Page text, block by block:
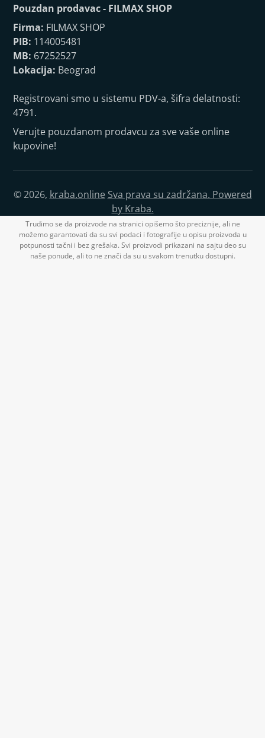
Pouzdan prodavac - FILMAX SHOP
Firma: FILMAX SHOP
PIB: 114005481
MB: 67252527
Lokacija: Beograd
Registrovani smo u sistemu PDV-a, šifra delatnosti:
4791.
Verujte pouzdanom prodavcu za sve vaše online
kupovine!
© 2026, kraba.online Sva prava su zadržana. Powered
by Kraba.
Trudimo se da proizvode na stranici opišemo što preciznije, ali ne
možemo garantovati da su svi podaci i fotografije u opisu proizvoda u
potpunosti tačni i bez grešaka. Svi proizvodi prikazani na sajtu deo su
naše ponude, ali to ne znači da su u svakom trenutku dostupni.